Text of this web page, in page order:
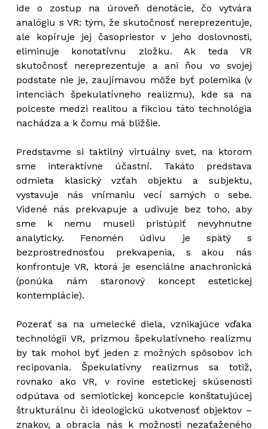
ide o zostup na úroveň denotácie, čo vytvára
analógiu s VR: tým, že skutočnosť nereprezentuje,
ale kopíruje jej časopriestor v jeho doslovnosti,
eliminuje konotatívnu zložku. Ak teda VR
skutočnosť nereprezentuje a ani ňou vo svojej
podstate nie je, zaujímavou môže byť polemika (v
intenciách špekulatívneho realizmu), kde sa na
polceste medzi realitou a fikciou táto technológia
nachádza a k čomu má bližšie.
Predstavme si taktilný virtuálny svet, na ktorom
sme interaktívne účastní. Takáto predstava
odmieta klasický vzťah objektu a subjektu,
vystavuje nás vnímaniu vecí samých o sebe.
Videné nás prekvapuje a udivuje bez toho, aby
sme k nemu museli pristúpiť nevyhnutne
analyticky. Fenomén údivu je spätý s
bezprostrednosťou prekvapenia, s akou nás
konfrontuje VR, ktorá je esenciálne anachronická
(ponúka nám staronový koncept estetickej
kontemplácie).
Pozerať sa na umelecké diela, vznikajúce vďaka
technológii VR, prizmou špekulatívneho realizmu
by tak mohol byť jeden z možných spôsobov ich
recipovania. Špekulatívny realizmus sa totiž,
rovnako ako VR, v rovine estetickej skúsenosti
odpútava od semiotickej koncepcie konštatujúcej
štrukturálnu či ideologickú ukotvenosť objektov –
znakov, a obracia nás k možnosti nezaťaženého